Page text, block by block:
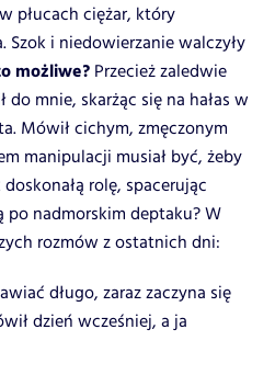
płucach ciężar, który
Szok i niedowierzanie walczyły
możliwe? Przecież zaledwie
mnie, skarżąc się na hałas w
Mówił cichym, zmęczonym
manipulacji musiał być, żeby
rolę, spacerując
po nadmorskim deptaku? W
rozmów z ostatnich dni:
długo, zaraz zaczyna się
dzień wcześniej, a ja